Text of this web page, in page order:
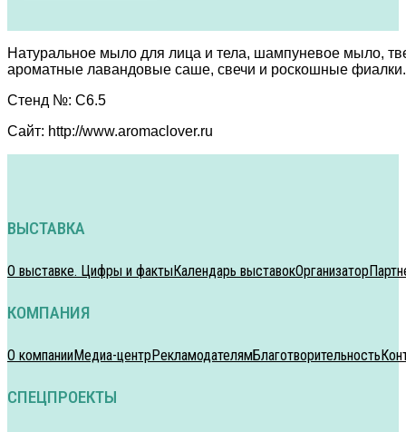
Натуральное мыло для лица и тела, шампуневое мыло,
ароматные лавандовые саше, свечи и роскошные фиалки.
Стенд №: C6.5
Сайт: http://www.aromaclover.ru
ВЫСТАВКА
О выставке. Цифры и фактыКалендарь выставокОрганизатор
КОМПАНИЯ
О компанииМедиа-центрРекламодателямБлаготворительность
СПЕЦПРОЕКТЫ